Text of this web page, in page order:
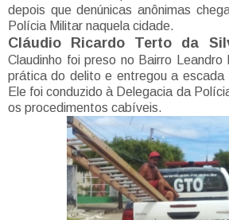
depois que denúnicas anônimas
Polícia Militar naquela cidade.
Cláudio Ricardo Terto da
Claudinho foi preso no Bairro Leandro
prática do delito e entregou a escada
Ele foi conduzido à Delegacia da
os procedimentos cabíveis.